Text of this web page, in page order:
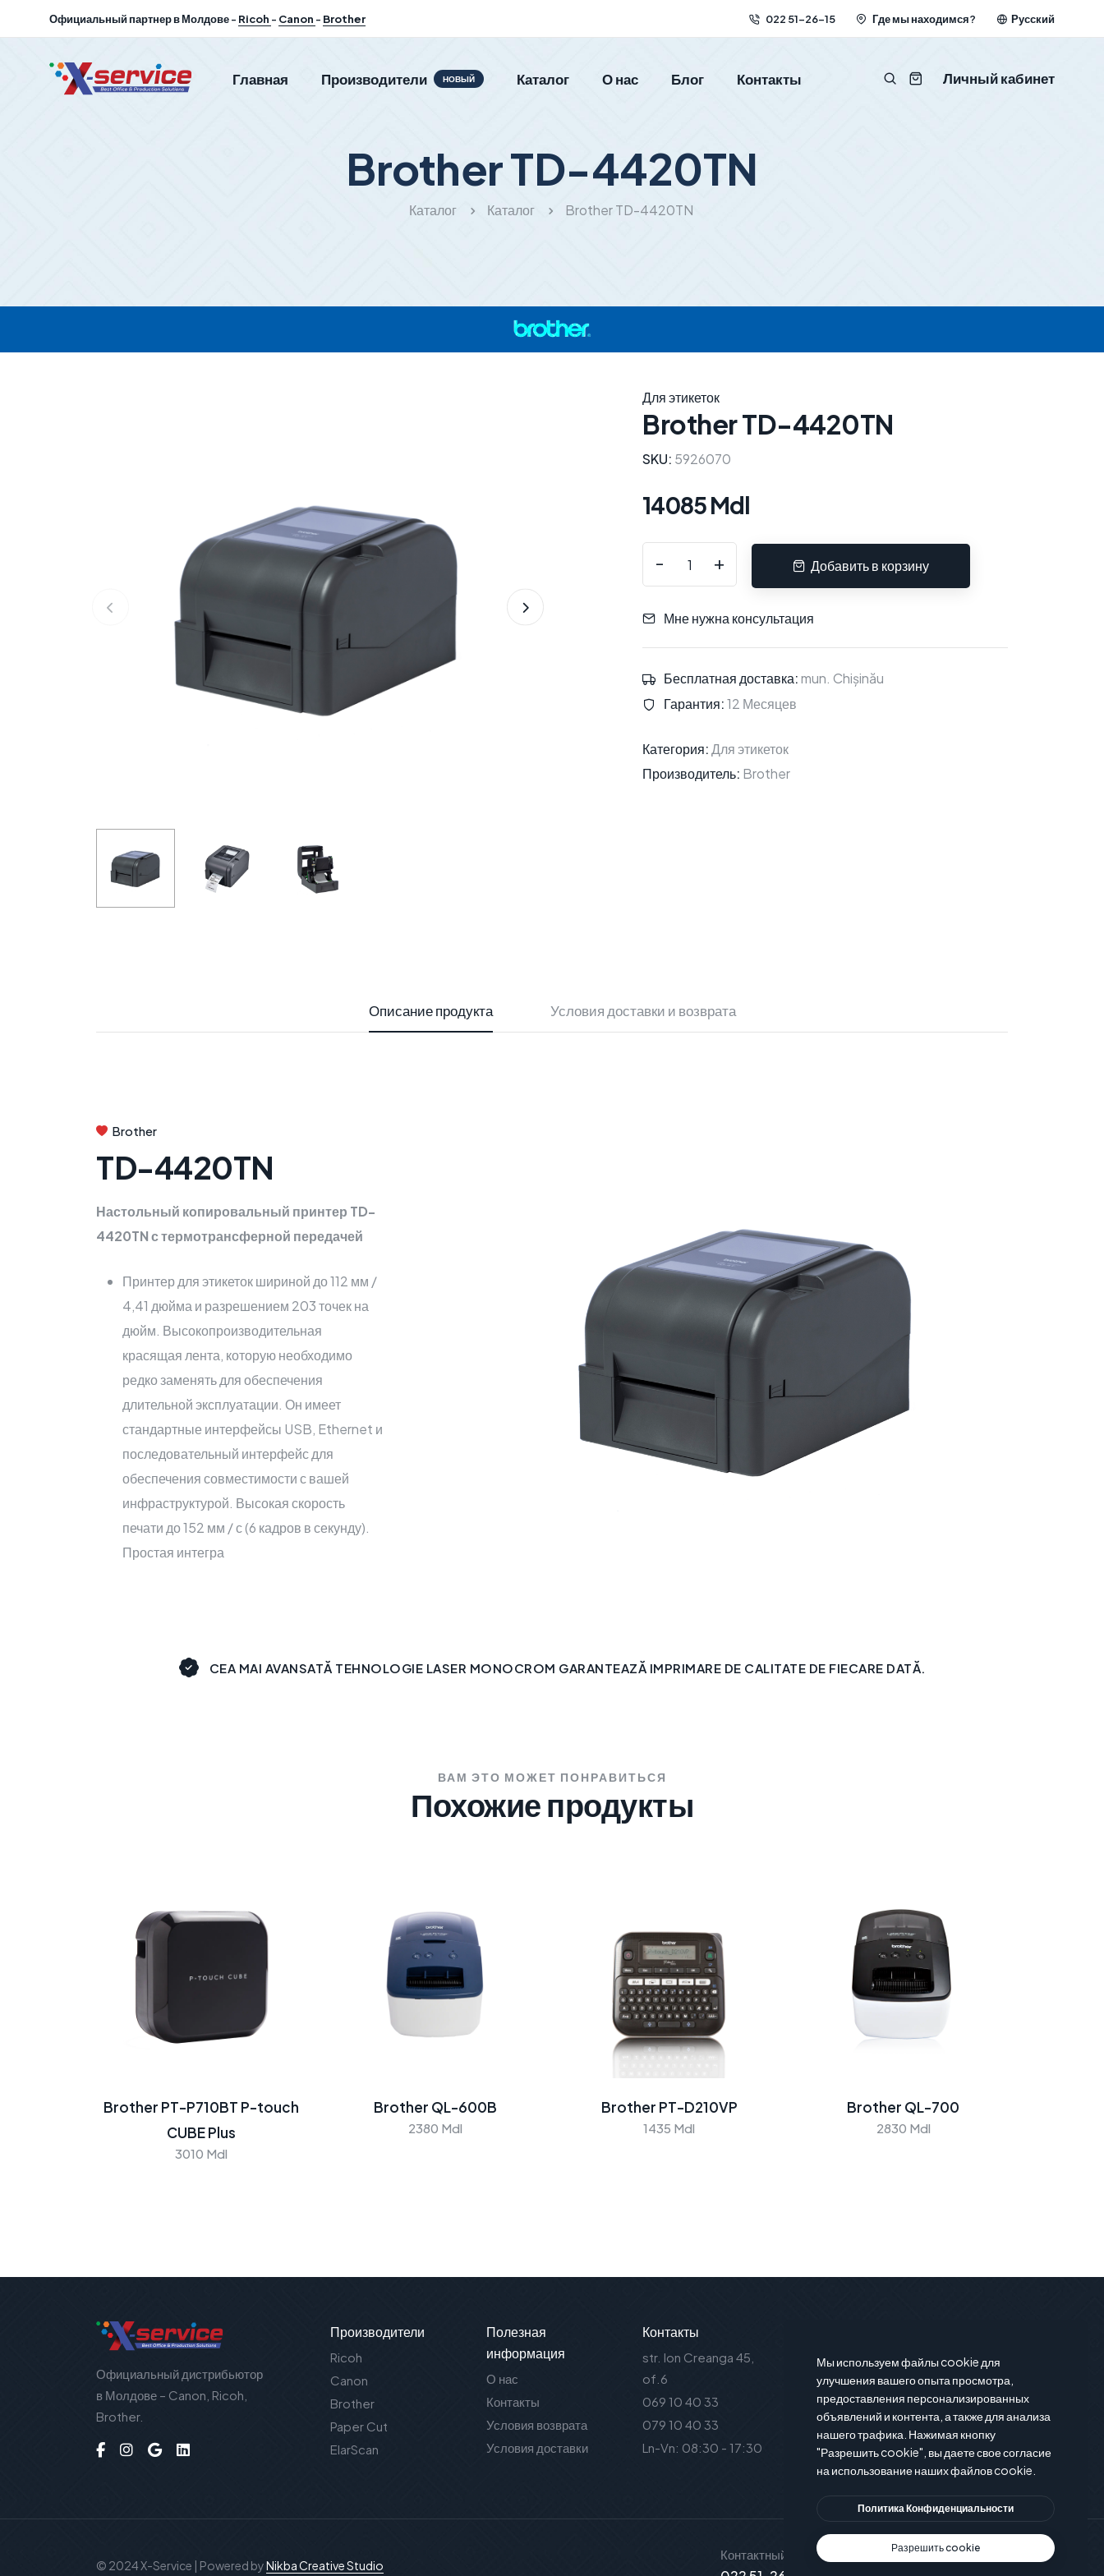
Официальный партнер в Молдове - Ricoh - Canon - Brother 022 51-26-15 Где мы находимся? Русский
Главная Производители НОВЫЙ Каталог О нас Блог Контакты Личный кабинет
Brother TD-4420TN
Каталог Каталог Brother TD-4420TN
Для этикеток
Brother TD-4420TN
SKU: 5926070
14085 Mdl
- + Добавить в корзину
Мне нужна консультация
Бесплатная доставка:mun. Chișinău
Гарантия:12 Месяцев
Категория:Для этикеток
Производитель: Brother
Описание продукта Условия доставки и возврата
Brother
TD-4420TN
Настольный копировальный принтер TD-
4420TN с термотрансферной передачей
Принтер для этикеток шириной до 112 мм /
4,41 дюйма и разрешением 203 точек на
дюйм. Высокопроизводительная
красящая лента, которую необходимо
редко заменять для обеспечения
длительной эксплуатации. Он имеет
стандартные интерфейсы USB, Ethernet и
последовательный интерфейс для
обеспечения совместимости с вашей
инфраструктурой. Высокая скорость
печати до 152 мм / с (6 кадров в секунду).
Простая интегра
CEA MAI AVANSATĂ TEHNOLOGIE LASER MONOCROM GARANTEAZĂ IMPRIMARE DE CALITATE DE FIECARE DATĂ.
ВАМ ЭТО МОЖЕТ ПОНРАВИТЬСЯ
Похожие продукты
Brother PT-P710BT P-touch
CUBE Plus
3010 Mdl
Brother QL-600B
2380 Mdl
Brother PT-D210VP
1435 Mdl
Brother QL-700
2830 Mdl
Официальный дистрибьютор
в Молдове – Canon, Ricoh,
Brother.
Производители
Ricoh
Canon
Brother
Paper Cut
ElarScan
Полезная
информация
О нас
Контакты
Условия возврата
Условия доставки
Контакты
str. Ion Creanga 45,
of.6
069 10 40 33
079 10 40 33
Ln-Vn: 08:30 - 17:30
Подпишитесь на нашу рассылку и
вы будете в курсе последние
новости и предложения.
© 2024 X-Service | Powered byNikba Creative Studio
Контактный телефон Служба поддержки
Мы используем файлы cookie для
улучшения вашего опыта просмотра,
предоставления персонализированных
объявлений и контента, а также для анализа
нашего трафика. Нажимая кнопку
"Разрешить cookie", вы даете свое согласие
на использование наших файлов cookie.
Политика Конфиденциальности
Разрешить cookie